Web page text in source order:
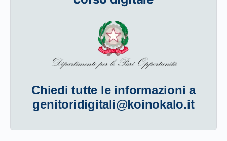
Chiedi tutte le informazioni a
genitoridigitali@koinokalo.it